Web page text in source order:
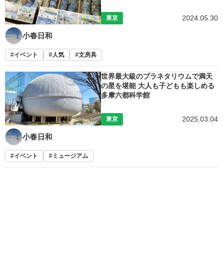
東京 2024.05.30
小春日和
イベント 人気 文房具
世界最大級のプラネタリウムで満天
の星を堪能 大人も子どもも楽しめる
多摩六都科学館
東京 2025.03.04
小春日和
イベント ミュージアム